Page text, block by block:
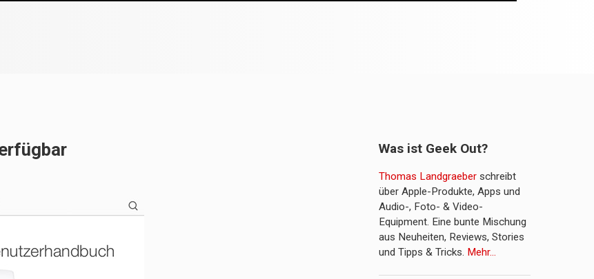
Was ist Geek Out?
Thomas Landgraeber schreibt
über Apple-Produkte, Apps und
Audio-, Foto- & Video-
Equipment. Eine bunte Mischung
aus Neuheiten, Reviews, Stories
und Tipps & Tricks. Mehr…